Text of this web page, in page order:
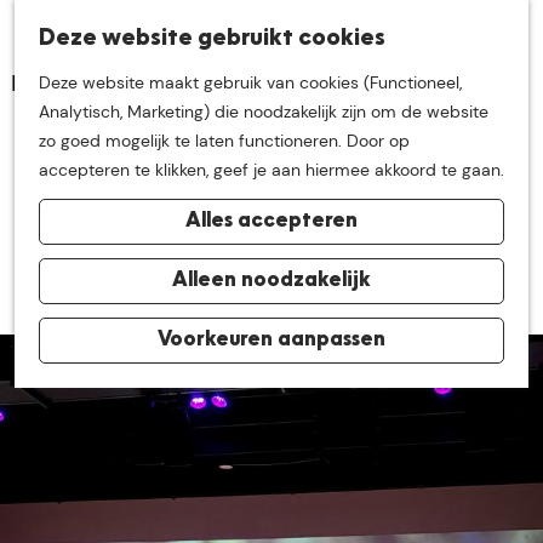
Deze website gebruikt cookies
Deze website maakt gebruik van cookies (Functioneel,
Analytisch, Marketing) die noodzakelijk zijn om de website
zo goed mogelijk te laten functioneren. Door op
accepteren te klikken, geef je aan hiermee akkoord te gaan.
Alles accepteren
Alleen noodzakelijk
Voorkeuren aanpassen
h
m
e
K
a
r
t
Z
e
k
e
n
M
e
n
u
Prachtige beelden van
onze natuur
4 juni 2025 | | |
Neem me vandaag
mee op een leuke
ontdekkingstocht in
de buurt van
De Groote Heide